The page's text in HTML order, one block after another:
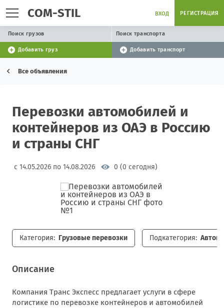
COM-STIL ВХОД РЕГИСТРАЦИЯ
Поиск грузов Поиск транспорта
Добавить груз Добавить транспорт
Все объявления
Перевозки автомобилей и
контейнеров из ОАЭ в Россию
и страны СНГ
с 14.05.2026 по 14.08.2026 0 (0 сегодня)
Категория: Грузовые перевозки Подкатегория:
Описание
Компания Транс Экспесс предлагает услуги в сфере
логистике по перевозке контейнеров и автомобилей